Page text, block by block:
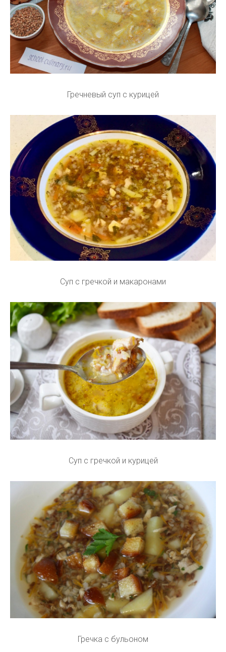
Гречневый суп с курицей
Суп с гречкой и макаронами
Суп с гречкой и курицей
Гречка с бульоном